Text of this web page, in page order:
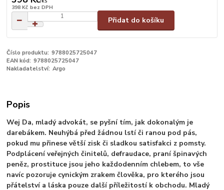
398 Kč bez DPH
Přidat do košíku
Číslo produktu: 9788025725047
EAN kód: 9788025725047
Nakladatelství: Argo
Popis
Wej Da, mladý advokát, se pyšní tím, jak dokonalým je
darebákem. Neuhýbá před žádnou lstí či ranou pod pás,
pokud mu přinese větší zisk či sladkou satisfakci z pomsty.
Podplácení veřejných činitelů, defraudace, praní špinavých
peněz, prostituce jsou jeho každodenním chlebem, to vše
navíc pozoruje cynickým zrakem člověka, pro kterého jsou
přátelství a láska pouze další příležitostí k obchodu. Mladý